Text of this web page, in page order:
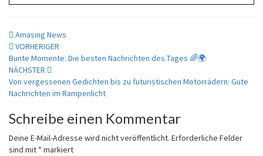
Amasing News
Beitragsnavigation
VORHERIGER
Bunte Momente: Die besten Nachrichten des Tages 🌈🌍
NÄCHSTER
Von vergessenen Gedichten bis zu futuristischen Motorrädern: Gute
Nachrichten im Rampenlicht
Schreibe einen Kommentar
Deine E-Mail-Adresse wird nicht veröffentlicht. Erforderliche Felder
sind mit * markiert